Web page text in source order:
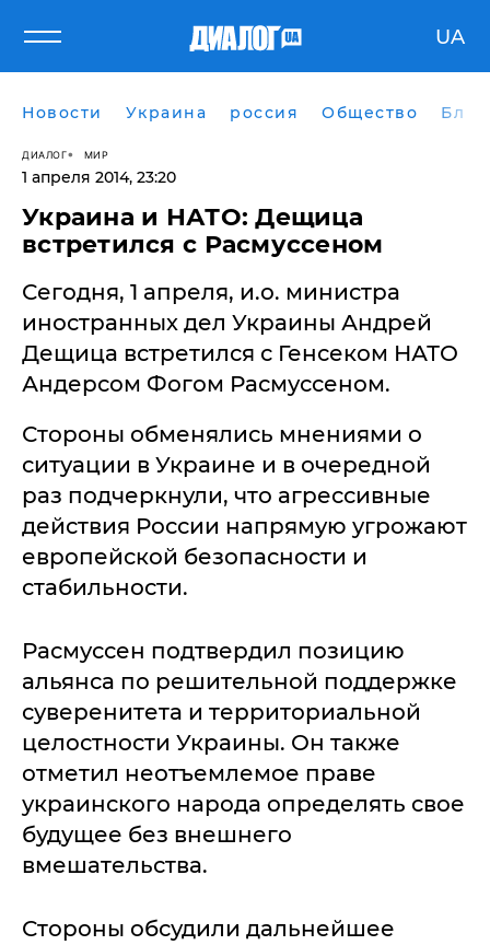
UA
Новости Украина россия Общество
ДИАЛОГ МИР
1 апреля 2014, 23:20
Украина и НАТО: Дещица
встретился с Расмуссеном
Сегодня, 1 апреля, и.о. министра
иностранных дел Украины Андрей
Дещица встретился с Генсеком НАТО
Андерсом Фогом Расмуссеном.
Стороны обменялись мнениями о
ситуации в Украине и в очередной
раз подчеркнули, что агрессивные
действия России напрямую угрожают
европейской безопасности и
стабильности.
Расмуссен подтвердил позицию
альянса по решительной поддержке
суверенитета и территориальной
целостности Украины. Он также
отметил неотъемлемое праве
украинского народа определять свое
будущее без внешнего
вмешательства.
Стороны обсудили дальнейшее